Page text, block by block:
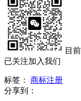
目
已关注加入我们
标签：
商标注册
分享到：